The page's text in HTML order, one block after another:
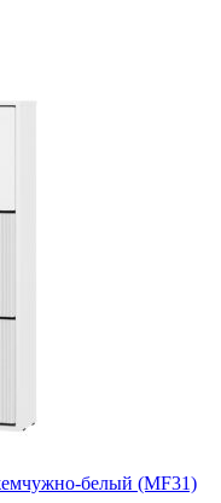
белый (MF31)